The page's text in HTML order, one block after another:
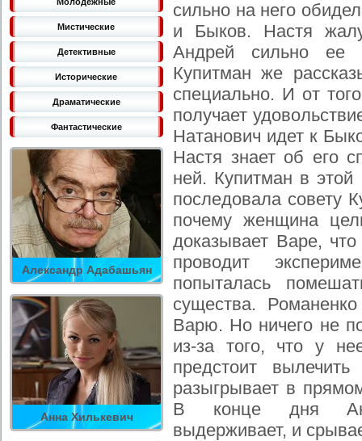
Мистические
Детективные
Исторические
Драматические
Фантастические
Александр Адабашьян
Анна Хилькевич
сильно на него
и Быков. Настя
Андрей сильно ее
Купитман же
специально. И от
получает
Натанович идет к
Настя знает об его
ней. Купитман в этой
последовала совету
почему женщина
доказывает Варе,
проводит
попыталась
существа.
Варю. Но ничего не
из-за того, что у
предстоит
разыгрывает в
В конце дня
выдерживает, и